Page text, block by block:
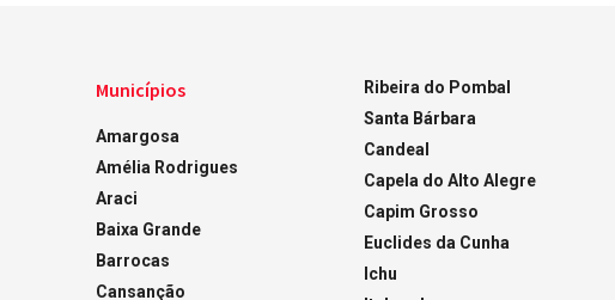
Municípios
Amargosa
Amélia Rodrigues
Araci
Baixa Grande
Barrocas
Cansanção
Ribeira do Pombal
Santa Bárbara
Candeal
Capela do Alto Alegre
Capim Grosso
Euclides da Cunha
Ichu